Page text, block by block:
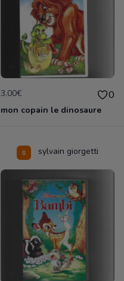
3.00€ 0
mon copain le dinosaure
sylvain giorgetti